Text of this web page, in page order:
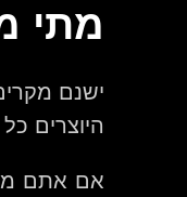
מתי
ישנם
היוצרים
אם אתם